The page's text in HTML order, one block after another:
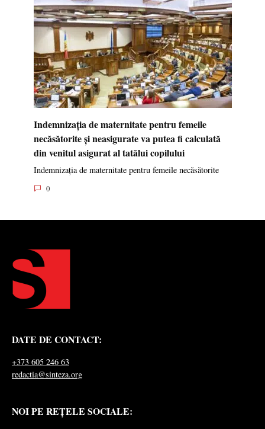
Indemnizația de maternitate pentru femeile
necăsătorite și neasigurate va putea fi calculată
din venitul asigurat al tatălui copilului
Indemnizația de maternitate pentru femeile necăsătorite
0
DATE DE CONTACT:
+373 605 246 63
redactia@sinteza.org
NOI PE REȚELE SOCIALE: